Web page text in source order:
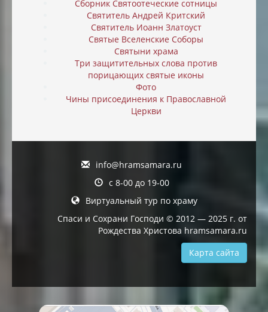
Сборник Святоотеческие сотницы
Святитель Андрей Критский
Святитель Иоанн Златоуст
Святые Вселенские Соборы
Святыни храма
Три защитительных слова против
порицающих святые иконы
Фото
Чины присоединения к Православной
Церкви
info@hramsamara.ru
с 8-00 до 19-00
Виртуальный тур по храму
Спаси и Сохрани Господи © 2012 — 2025 г. от
Рождества Христова hramsamara.ru
Карта сайта